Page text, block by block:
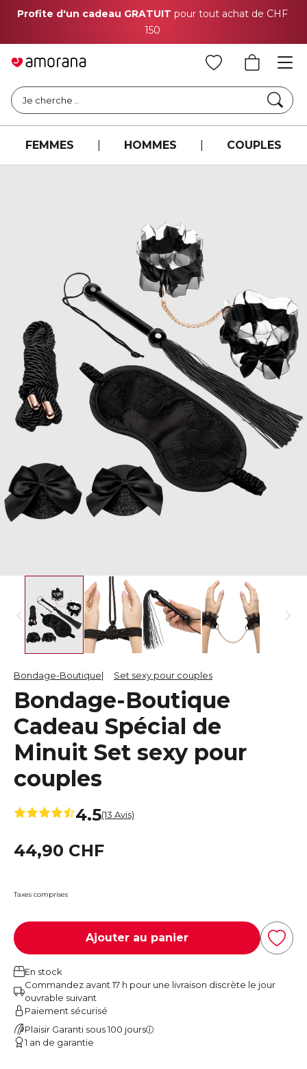
Profite d'un cadeau GRATUIT pour tout achat de CHF
150
Je cherche ..
FEMMES HOMMES COUPLES
Bondage-Boutique Set sexy pour couples
Bondage-Boutique
Cadeau Spécial de
Minuit Set sexy pour
couples
4.5(13 Avis)
44,90 CHF
Taxes comprises
Ajouter au panier
En stock
Commandez avant 17 h pour une livraison discrète le jour
ouvrable suivant
Paiement sécurisé
Plaisir Garanti sous 100 jours
1 an de garantie